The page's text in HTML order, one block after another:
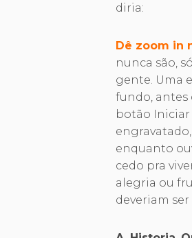
diria:
Dê zoom in
nunca são,
gente. Uma
fundo, antes
botão Iniciar
enquanto
cedo pra
alegria ou
deveriam